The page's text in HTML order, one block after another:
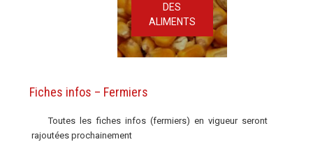
DES
ALIMENTS
Fiches infos – Fermiers
Toutes les fiches infos (fermiers) en vigueur seront
rajoutées prochainement